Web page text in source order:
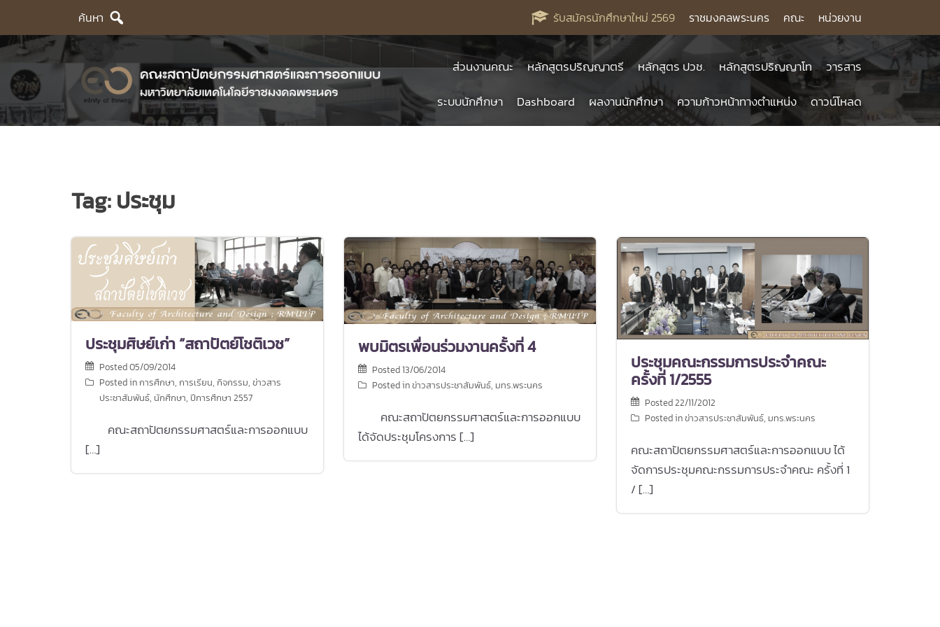
content
ค้นหา รับสมัครนักศึกษาใหม่ 2569 ราชมงคลพระนคร คณะ หน่วยงาน
ส่วนงานคณะ หลักสูตรปริญญาตรี หลักสูตร ปวช. หลักสูตรปริญญาโท
วารสาร
ระบบนักศึกษา
Dashboard ผลงานนักศึกษา ความก้าวหน้าทางตำแหน่ง ดาวน์โหลด
Tag:ประชุม
ประชุมศิษย์เก่า “สถาปัตย์โชติเวช”
Posted05/09/2014
Posted inการศึกษา, การเรียน, กิจกรรม, ข่าวสาร
ประชาสัมพันธ์, นักศึกษา, ปีการศึกษา 2557
คณะสถาปัตยกรรมศาสตร์และการออกแบบ
[…]
พบมิตรเพื่อนร่วมงานครั้งที่ 4
Posted13/06/2014
Posted inข่าวสารประชาสัมพันธ์, มทร.พระนคร
คณะสถาปัตยกรรมศาสตร์และการออกแบบ
ได้จัดประชุมโครงการ […]
ประชุมคณะกรรมการประจำคณะ
ครั้งที่ 1/2555
Posted22/11/2012
Posted inข่าวสารประชาสัมพันธ์, มทร.พระนคร
คณะสถาปัตยกรรมศาสตร์และการออกแบบ ได้
จัดการประชุมคณะกรรมการประจำคณะ ครั้งที่ 1
/ […]